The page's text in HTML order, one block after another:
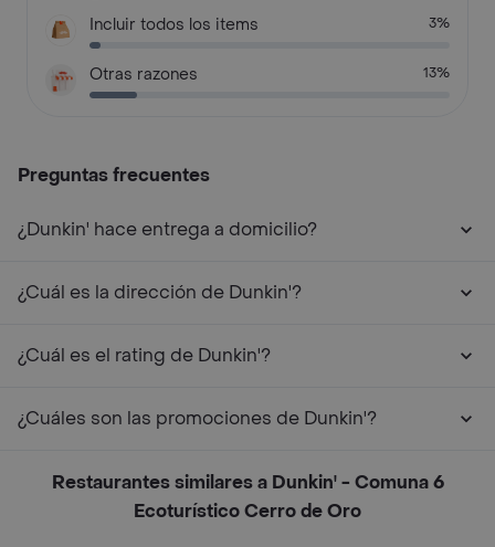
Incluir todos los items 3%
Otras razones 13%
Preguntas frecuentes
¿Dunkin' hace entrega a domicilio?
¿Cuál es la dirección de Dunkin'?
¿Cuál es el rating de Dunkin'?
¿Cuáles son las promociones de Dunkin'?
Restaurantes similares a Dunkin' - Comuna 6
Ecoturístico Cerro de Oro